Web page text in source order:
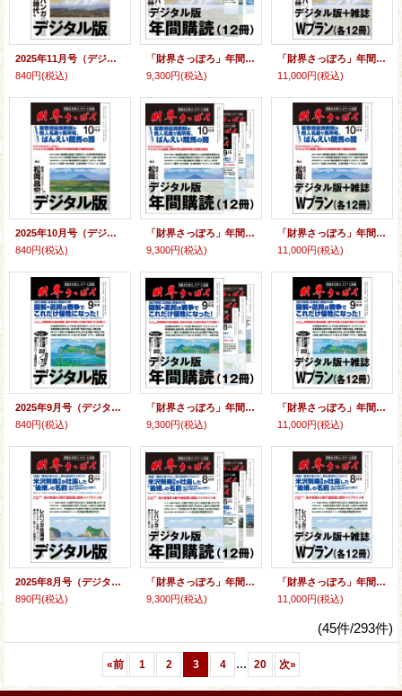
2025年11月号（デジタル版）
840円(税込)
「財界さっぽろ」年間購読（デジタル版）
9,300円(税込)
「財界さっぽろ」年間購読（雑誌版＋デジタル版）「Wプラン」
11,000円(税込)
2025年10月号（デジタル版）
840円(税込)
「財界さっぽろ」年間購読（デジタル版）
9,300円(税込)
「財界さっぽろ」年間購読（雑誌版＋デジタル版）「Wプラン」
11,000円(税込)
2025年9月号（デジタル版）
840円(税込)
「財界さっぽろ」年間購読（デジタル版）
9,300円(税込)
「財界さっぽろ」年間購読（雑誌版＋デジタル版）「Wプラン」
11,000円(税込)
2025年8月号（デジタル版）
890円(税込)
「財界さっぽろ」年間購読（デジタル版）
9,300円(税込)
「財界さっぽろ」年間購読（雑誌版＋デジタル版）「Wプラン」
11,000円(税込)
(45件/293件)
«前 1 2 3 4 ... 20 次»